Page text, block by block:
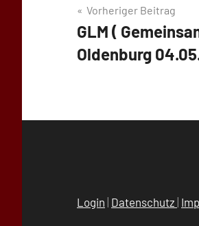
Vorheriger Beitrag
GLM (
Oldenburg
Login Datenschutz